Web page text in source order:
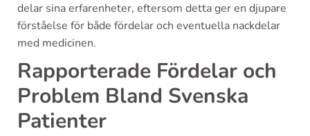
delar sina erfarenheter, eftersom detta ger en djupare
förståelse för både fördelar och eventuella nackdelar
med medicinen.
Rapporterade Fördelar och
Problem Bland Svenska
Patienter